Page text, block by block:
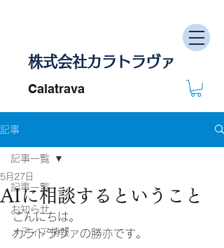
株式会社カラトラヴァ
Calatrava
記事
記事一覧
お知らせ
メディア情報
記事一覧
AIに相談するということ
5月27日
こんにちは。
カラトラヴァの勝亦です。